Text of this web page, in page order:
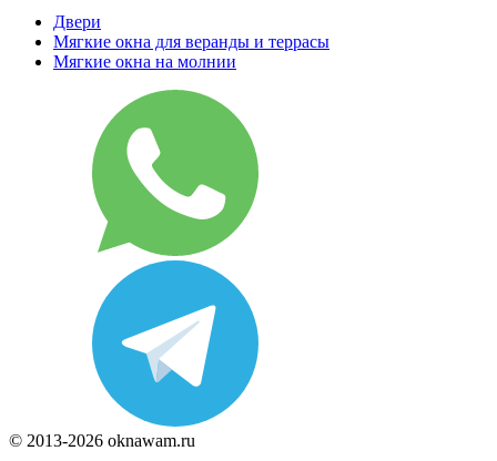
Двери
Мягкие окна для веранды и террасы
Мягкие окна на молнии
© 2013-2026 oknawam.ru